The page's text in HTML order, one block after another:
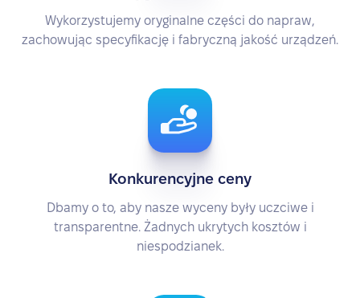
Wykorzystujemy oryginalne części do napraw,
zachowując specyfikację i fabryczną jakość urządzeń.
Konkurencyjne ceny
Dbamy o to, aby nasze wyceny były uczciwe i
transparentne. Żadnych ukrytych kosztów i
niespodzianek.